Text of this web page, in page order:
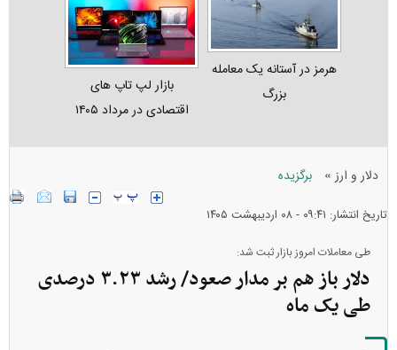
هرمز در آستانه یک معامله
بزرگ
بازار لپ‌ تاپ‌ های
اقتصادی در مرداد ۱۴۰۵
دلار و ارز » برگزیده
تاریخ انتشار: ۰۹:۴۱ - ۰۸ ارديبهشت ۱۴۰۵
طی معاملات امروز بازار ثبت شد:
دلار باز هم بر مدار صعود/ رشد ۳.۲۳ درصدی
طی یک ماه